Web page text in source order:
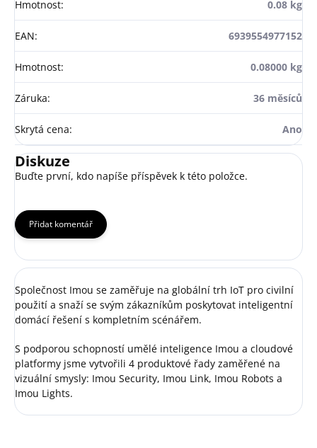
Hmotnost: 0.08 kg
EAN: 6939554977152
Hmotnost: 0.08000 kg
Záruka: 36 měsíců
Skrytá cena: Ano
Diskuze
Buďte první, kdo napíše příspěvek k této položce.
Přidat komentář
Společnost Imou se zaměřuje na globální trh IoT pro civilní
použití a snaží se svým zákazníkům poskytovat inteligentní
domácí řešení s kompletním scénářem.
S podporou schopností umělé inteligence Imou a cloudové
platformy jsme vytvořili 4 produktové řady zaměřené na
vizuální smysly: Imou Security, Imou Link, Imou Robots a
Imou Lights.